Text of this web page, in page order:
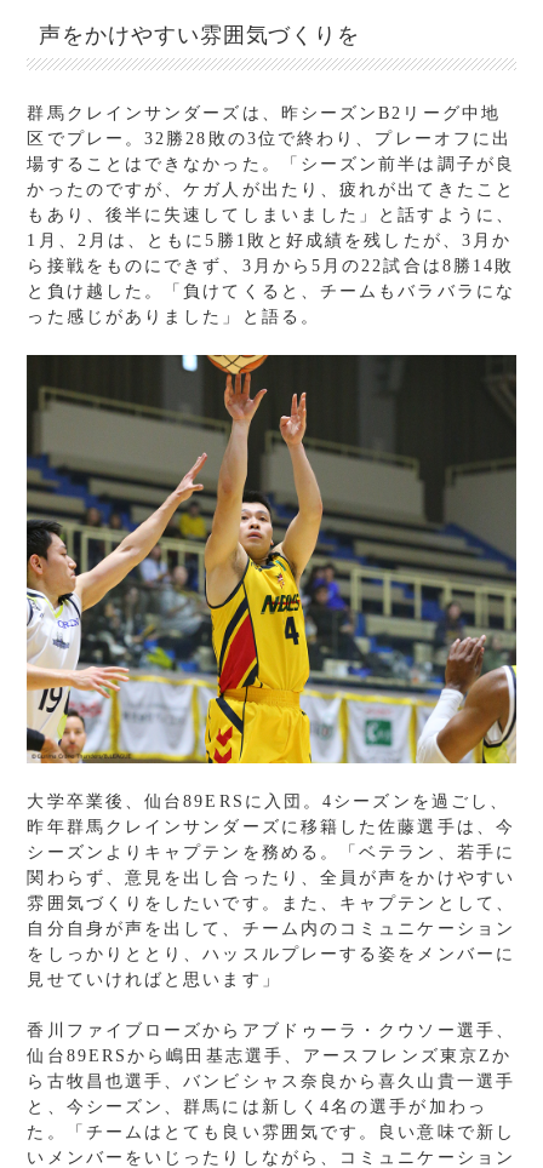
声をかけやすい雰囲気づくりを
群馬クレインサンダーズは、昨シーズンB2リーグ中地
区でプレー。32勝28敗の3位で終わり、プレーオフに出
場することはできなかった。「シーズン前半は調子が良
かったのですが、ケガ人が出たり、疲れが出てきたこと
もあり、後半に失速してしまいました」と話すように、
1月、2月は、ともに5勝1敗と好成績を残したが、3月か
ら接戦をものにできず、3月から5月の22試合は8勝14敗
と負け越した。「負けてくると、チームもバラバラにな
った感じがありました」と語る。
大学卒業後、仙台89ERSに入団。4シーズンを過ごし、
昨年群馬クレインサンダーズに移籍した佐藤選手は、今
シーズンよりキャプテンを務める。「ベテラン、若手に
関わらず、意見を出し合ったり、全員が声をかけやすい
雰囲気づくりをしたいです。また、キャプテンとして、
自分自身が声を出して、チーム内のコミュニケーション
をしっかりととり、ハッスルプレーする姿をメンバーに
見せていければと思います」
香川ファイブローズからアブドゥーラ・クウソー選手、
仙台89ERSから嶋田基志選手、アースフレンズ東京Zか
ら古牧昌也選手、バンビシャス奈良から喜久山貴一選手
と、今シーズン、群馬には新しく4名の選手が加わっ
た。「チームはとても良い雰囲気です。良い意味で新し
いメンバーをいじったりしながら、コミュニケーション